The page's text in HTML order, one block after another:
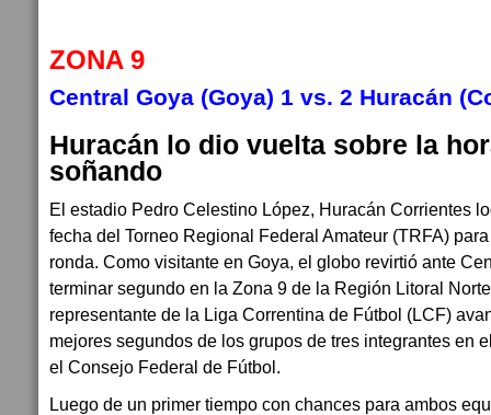
ZONA 9
Central Goya (Goya) 1 vs. 2 Huracán
Huracán lo dio vuelta sobre la
soñando
El estadio Pedro Celestino López, Huracán Corrientes
fecha del Torneo Regional Federal Amateur (TRFA)
ronda. Como visitante en Goya, el globo revirtió ante
terminar segundo en la Zona 9 de la Región Litoral
representante de la Liga Correntina de Fútbol (LCF)
mejores segundos de los grupos de tres integrantes en
el Consejo Federal de Fútbol.
Luego de un primer tiempo con chances para ambos